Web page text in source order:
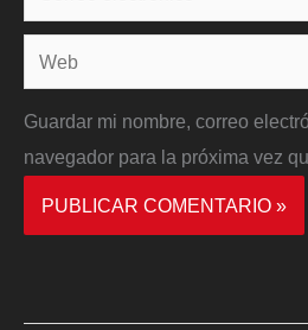
electrónico*
Web
Guardar mi nombre, correo
navegador para la próxima vez